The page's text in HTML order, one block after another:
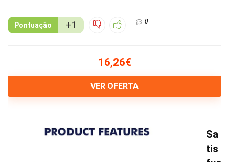
Pontuação +1 0
16,26€
VER OFERTA
Sa
tis